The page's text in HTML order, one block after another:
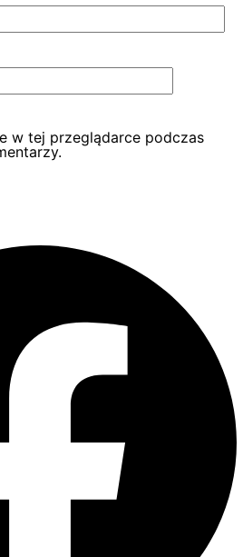
w tej przeglądarce podczas